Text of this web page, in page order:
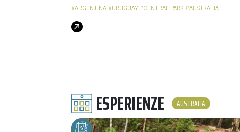
#ARGENTINA #URUGUAY #CENTRAL PARK #AUSTRALIA
ESPERIENZE AUSTRALIA